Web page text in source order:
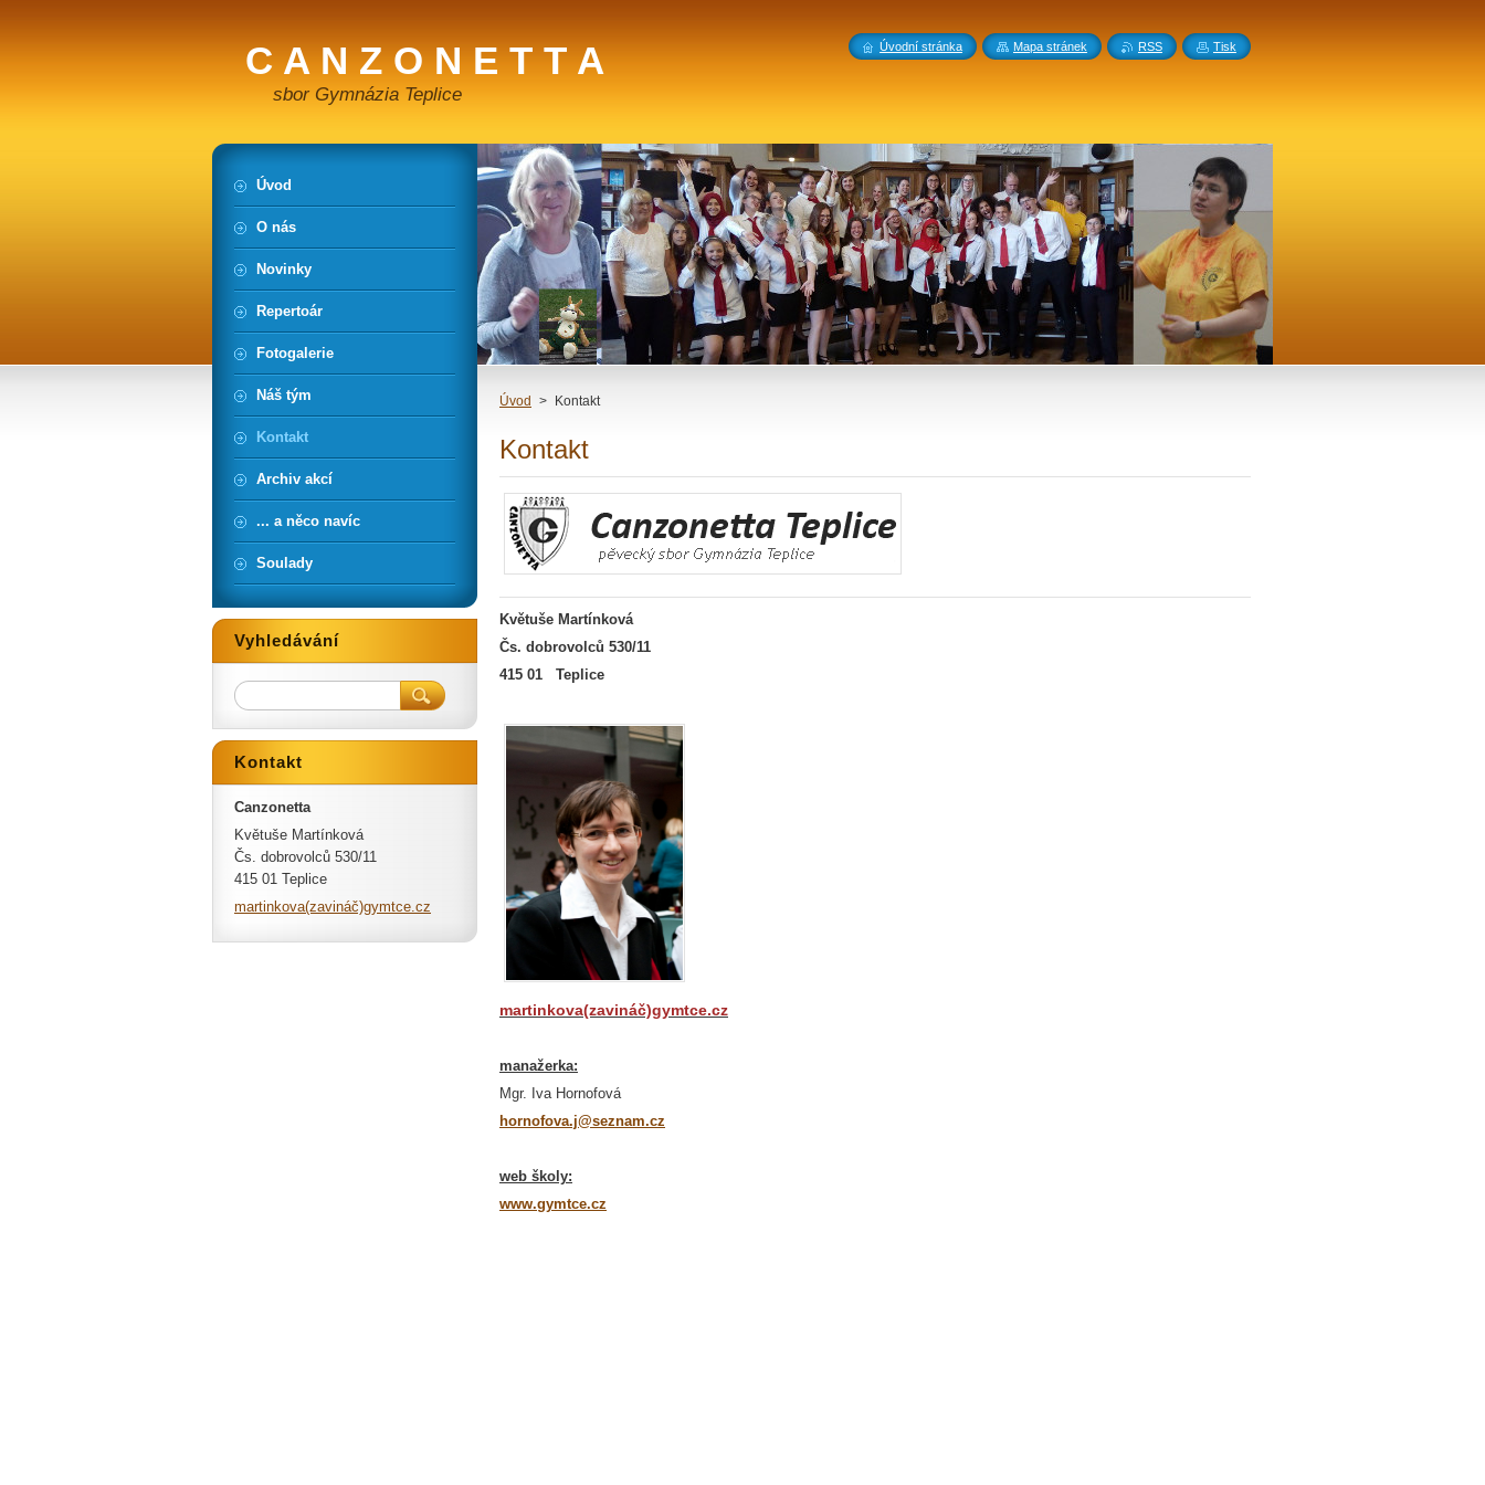
C A N Z O N E T T A
sbor Gymnázia Teplice
Úvod > Kontakt
Kontakt
Květuše Martínková
Čs. dobrovolců 530/11
415 01 Teplice
martinkova(zavináč)gymtce.cz
manažerka:
Mgr. Iva Hornofová
hornofova.j@seznam.cz
web školy:
www.gymtce.cz
Úvod
O nás
Novinky
Repertoár
Fotogalerie
Náš tým
Kontakt
Archiv akcí
... a něco navíc
Soulady
Vyhledávání
Kontakt
Canzonetta
Květuše Martínková
Čs. dobrovolců 530/11
415 01 Teplice
martinkova(zavináč)gymtce.cz
Úvodní stránka Mapa stránek RSS Tisk